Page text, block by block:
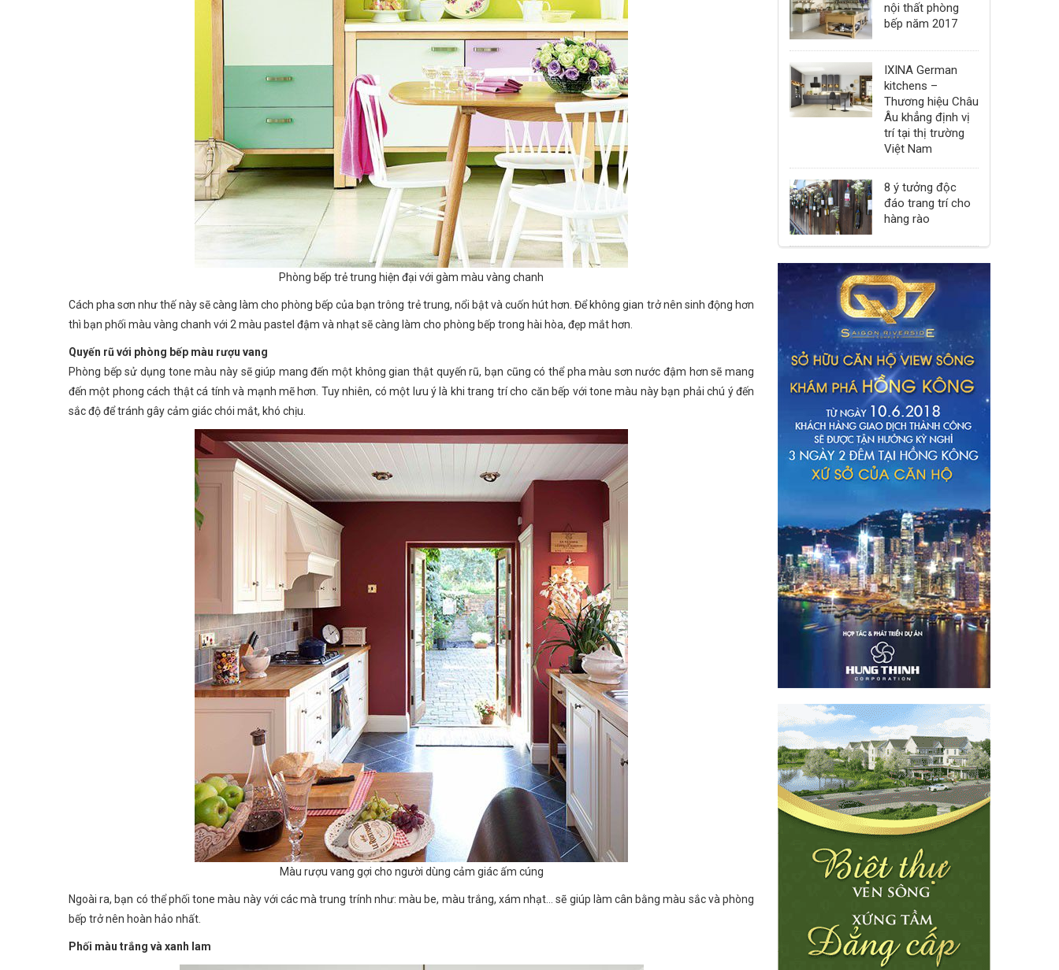
Phòng bếp trẻ trung hiện đại với gàm màu vàng chanh
Cách pha sơn như thế này sẽ càng làm cho phòng bếp của bạn trông trẻ trung, nổi bật và cuốn hút hơn. Để không gian trở nên sinh động hơn
thì bạn phối màu vàng chanh với 2 màu pastel đậm và nhạt sẽ càng làm cho phòng bếp trong hài hòa, đẹp mắt hơn.
Quyến rũ với phòng bếp màu rượu vang
Phòng bếp sử dụng tone màu này sẽ giúp mang đến một không gian thật quyến rũ, bạn cũng có thể pha màu sơn nước đậm hơn sẽ mang
đến một phong cách thật cá tính và mạnh mẽ hơn. Tuy nhiên, có một lưu ý là khi trang trí cho căn bếp với tone màu này bạn phải chú ý đến
sắc độ để tránh gây cảm giác chói mắt, khó chịu.
Màu rượu vang gợi cho người dùng cảm giác ấm cúng
Ngoài ra, bạn có thể phối tone màu này với các mà trung trính như: màu be, màu trắng, xám nhạt… sẽ giúp làm cân bằng màu sắc và phòng
bếp trở nên hoàn hảo nhất.
Phối màu trắng và xanh lam
nội thất phòng
bếp năm 2017
IXINA German
kitchens –
Thương hiệu Châu
Âu khẳng định vị
trí tại thị trường
Việt Nam
8 ý tưởng độc
đáo trang trí cho
hàng rào